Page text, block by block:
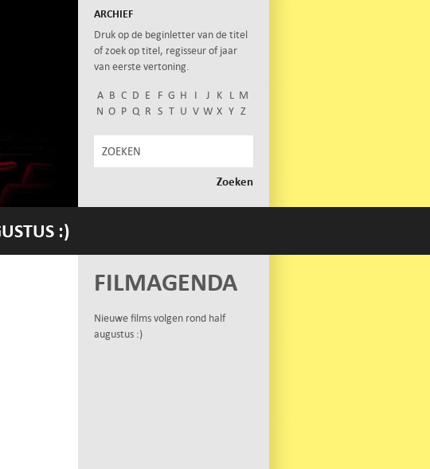
ARCHIEF
Druk op de beginletter van de titel
of zoek op titel, regisseur of jaar
van eerste vertoning.
A B C D E F G H I J K L M
N O P Q R S T U V W X Y Z
:)
FILMAGENDA
Nieuwe films volgen rond half
augustus :)